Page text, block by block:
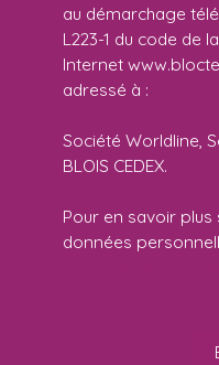
au démarchage
L223-1 du code de
Internet
adressé à :
Société Worldline,
BLOIS CEDEX.
Pour en savoir
données